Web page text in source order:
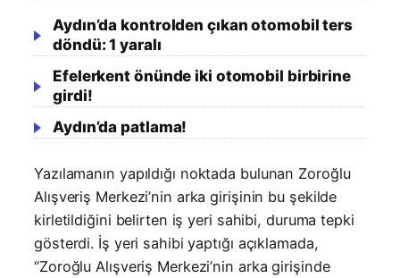
Aydın’da kontrolden çıkan otomobil ters
döndü: 1 yaralı
Efelerkent önünde iki otomobil birbirine
girdi!
Aydın’da patlama!
Yazılamanın yapıldığı noktada bulunan Zoroğlu
Alışveriş Merkezi’nin arka girişinin bu şekilde
kirletildiğini belirten iş yeri sahibi, duruma tepki
gösterdi. İş yeri sahibi yaptığı açıklamada,
“Zoroğlu Alışveriş Merkezi’nin arka girişinde